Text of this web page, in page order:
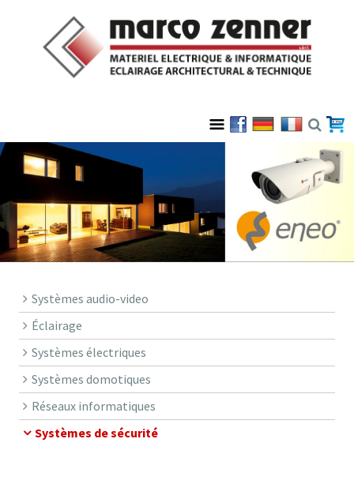
Systèmes audio-video
Éclairage
Systèmes électriques
Systèmes domotiques
Réseaux informatiques
Systèmes de sécurité